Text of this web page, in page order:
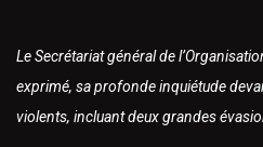
Le Secrétariat général de
exprimé, sa profonde inquiétude
violents, incluant deux grandes